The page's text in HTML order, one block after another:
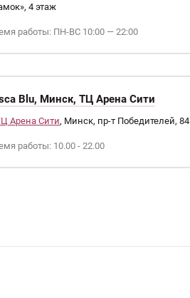
4 этаж
работы: ПН-ВС 10:00 — 22:00
Blu, Минск, ТЦ Арена Сити
Арена Сити, Минск, пр-т Победителей, 84
работы: 10.00 - 22.00